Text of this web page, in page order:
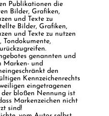
Publikationen die
Bilder, Grafiken,
und Texte zu
Bilder, Grafiken,
und Texte zu nutzen
Tondokumente,
genannten und
Marken- und
den
Kennzeichenrechts
eingetragenen
bloßen Nennung ist
Markenzeichen nicht
sind!